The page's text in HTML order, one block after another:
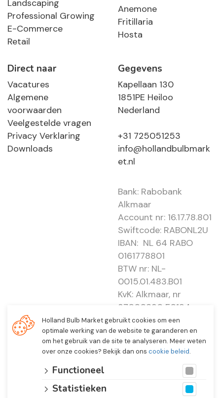
Landscaping
Professional Growing
E-Commerce
Retail
Anemone
Fritillaria
Hosta
Direct naar
Vacatures
Algemene
voorwaarden
Veelgestelde vragen
Privacy Verklaring
Downloads
Gegevens
Kapellaan 130
1851PE Heiloo
Nederland
+31 725051253
info@hollandbulbmark
et.nl
Bank: Rabobank
Alkmaar
Account nr: 16.17.78.801
Swiftcode: RABONL2U
IBAN: NL 64 RABO
0161778801
BTW nr: NL-
0015.01.483.B01
KvK: Alkmaar, nr
37000830 E0194 -
EBO 505
Holland Bulb Market gebruikt cookies om een
optimale werking van de website te garanderen en
om het gebruik van de site te analyseren. Meer weten
over onze cookies? Bekijk dan ons cookie beleid.
Functioneel
Statistieken